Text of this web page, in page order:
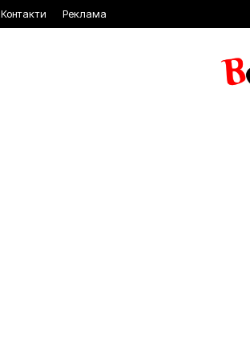
Контакти Реклама